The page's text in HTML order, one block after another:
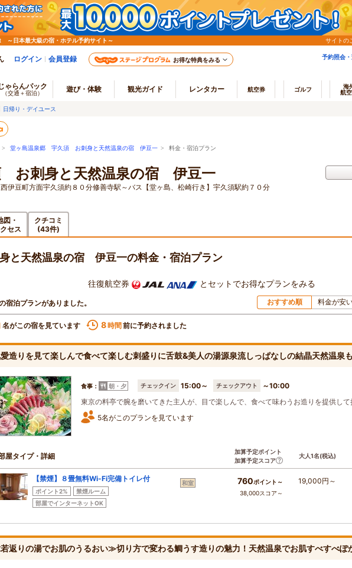
～日本最大級の宿・ホテル予約サイト～ サイトの
ログイン 会員登録 お得な特典をみる 予約照会
ゃらんパック
（交通＋宿泊） 遊び・体験 観光ガイド レンタカー 航空券 ゴルフ
海
航
日帰り・デイユース
> 堂ヶ島温泉郷 宇久須 お刺身と天然温泉の宿 伊豆一 > 料金・宿泊プラン
お刺身と天然温泉の宿 伊豆一
伊豆町方面宇久須約８０分修善寺駅～バス【堂ヶ島、松崎行き】宇久須駅約７０分
図・
セス
クチコミ
(43件)
天然温泉の宿 伊豆一の料金・宿泊プラン
往復航空券 とセットでお得なプランをみる
宿泊プランがありました。 おすすめ順 料金が安
名がこの宿を見ています 8時間 前に予約されました
造りを見て楽しんで食べて楽しむ刺盛りに舌鼓&美人の湯源泉流しっぱなしの結晶天然温泉
食事： 朝・夕 チェックイン 15:00～ チェックアウト
～10:00
東京の料亭で腕を磨いてきた主人が、目で楽しんで、食べて味わうお造りを提供して
5名がこのプランを見ています
屋タイプ・詳細
加算予定ポイント
加算予定スコア
大人1名(税込)
【禁煙】８畳無料Wi-Fi完備トイレ付
ポイント2%
禁煙ルーム
部屋でインターネットOK
和室 760ポイント～
38,000スコア～
19,000円～
返りの湯でお肌のうるおい≫切り方で変わる鯛うす造りの魅力！天然温泉でお肌すべすべぽ